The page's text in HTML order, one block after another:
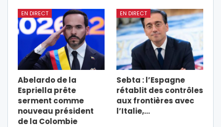
EN DIRECT
Abelardo de la
Espriella prête
serment comme
nouveau président
de la Colombie
EN DIRECT
Sebta : l’Espagne
rétablit des contrôles
aux frontières avec
l’Italie,…